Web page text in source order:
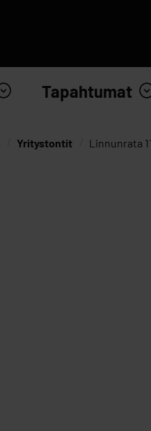
Tapahtumat
Yritystontit Linnunrata